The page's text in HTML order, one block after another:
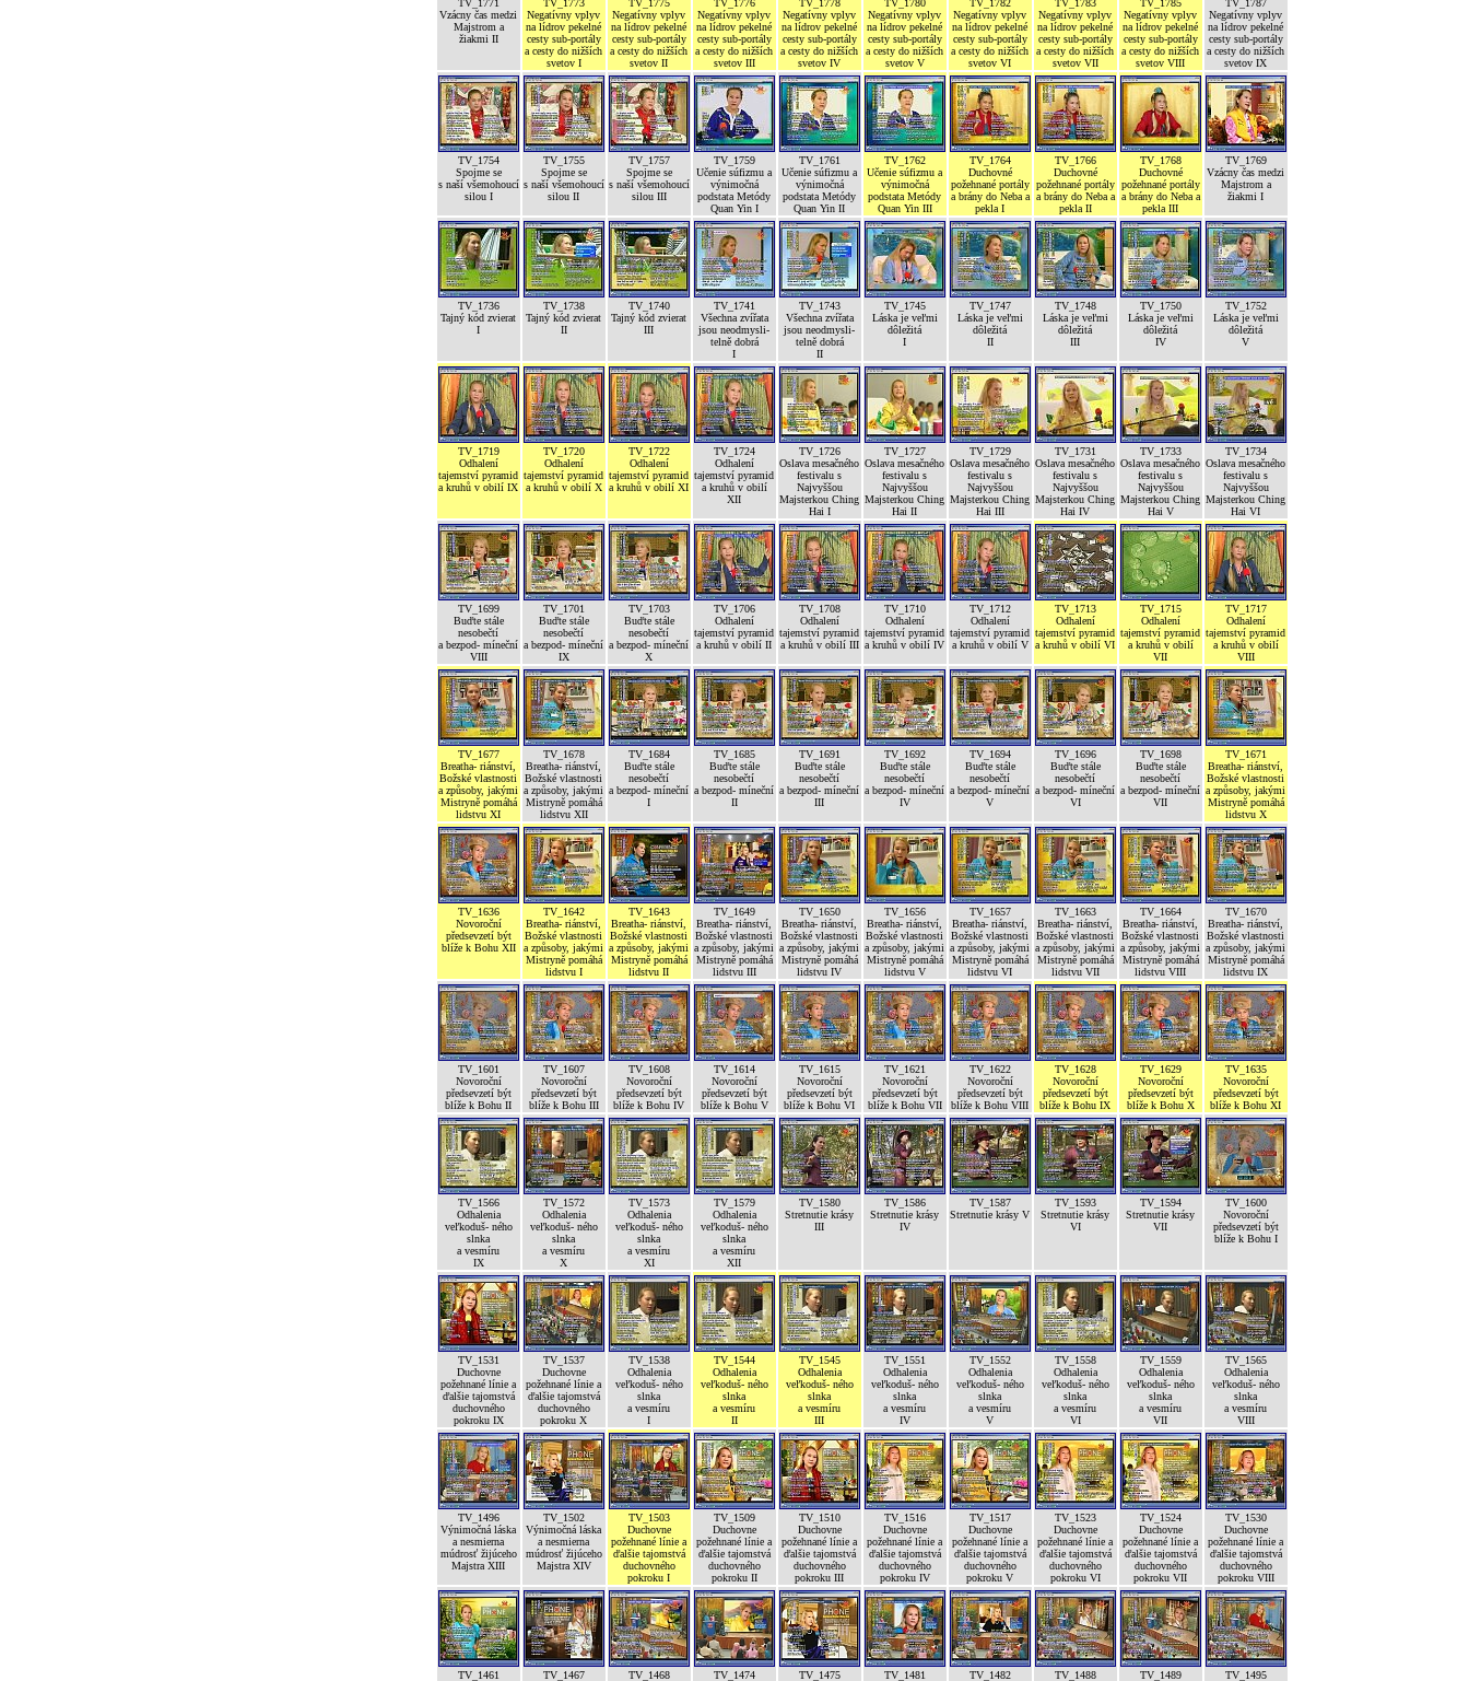
TV_1771
Vzácny čas medzi
Majstrom a
žiakmi II
TV_1773
Negatívny vplyv
na lídrov pekelné
cesty sub-portály
a cesty do nižších
svetov I
TV_1775
Negatívny vplyv
na lídrov pekelné
cesty sub-portály
a cesty do nižších
svetov II
TV_1776
Negatívny vplyv
na lídrov pekelné
cesty sub-portály
a cesty do nižších
svetov III
TV_1778
Negatívny vplyv
na lídrov pekelné
cesty sub-portály
a cesty do nižších
svetov IV
TV_1780
Negatívny vplyv
na lídrov pekelné
cesty sub-portály
a cesty do nižších
svetov V
TV_1782
Negatívny vplyv
na lídrov pekelné
cesty sub-portály
a cesty do nižších
svetov VI
TV_1783
Negatívny vplyv
na lídrov pekelné
cesty sub-portály
a cesty do nižších
svetov VII
TV_1785
Negatívny vplyv
na lídrov pekelné
cesty sub-portály
a cesty do nižších
svetov VIII
TV_1787
Negatívny vplyv
na lídrov pekelné
cesty sub-portály
a cesty do nižších
svetov IX
TV_1754
Spojme se
s naší všemohoucí
silou I
TV_1755
Spojme se
s naší všemohoucí
silou II
TV_1757
Spojme se
s naší všemohoucí
silou III
TV_1759
Učenie súfizmu a
výnimočná
podstata Metódy
Quan Yin I
TV_1761
Učenie súfizmu a
výnimočná
podstata Metódy
Quan Yin II
TV_1762
Učenie súfizmu a
výnimočná
podstata Metódy
Quan Yin III
TV_1764
Duchovné
požehnané portály
a brány do Neba a
pekla I
TV_1766
Duchovné
požehnané portály
a brány do Neba a
pekla II
TV_1768
Duchovné
požehnané portály
a brány do Neba a
pekla III
TV_1769
Vzácny čas medzi
Majstrom a
žiakmi I
TV_1736
Tajný kód zvierat
I
TV_1738
Tajný kód zvierat
II
TV_1740
Tajný kód zvierat
III
TV_1741
Všechna zvířata
jsou neodmysli-
telně dobrá
I
TV_1743
Všechna zvířata
jsou neodmysli-
telně dobrá
II
TV_1745
Láska je veľmi
dôležitá
I
TV_1747
Láska je veľmi
dôležitá
II
TV_1748
Láska je veľmi
dôležitá
III
TV_1750
Láska je veľmi
dôležitá
IV
TV_1752
Láska je veľmi
dôležitá
V
TV_1719
Odhalení
tajemství pyramid
a kruhů v obilí IX
TV_1720
Odhalení
tajemství pyramid
a kruhů v obilí X
TV_1722
Odhalení
tajemství pyramid
a kruhů v obilí XI
TV_1724
Odhalení
tajemství pyramid
a kruhů v obilí
XII
TV_1726
Oslava mesačného
festivalu s
Najvyššou
Majsterkou Ching
Hai I
TV_1727
Oslava mesačného
festivalu s
Najvyššou
Majsterkou Ching
Hai II
TV_1729
Oslava mesačného
festivalu s
Najvyššou
Majsterkou Ching
Hai III
TV_1731
Oslava mesačného
festivalu s
Najvyššou
Majsterkou Ching
Hai IV
TV_1733
Oslava mesačného
festivalu s
Najvyššou
Majsterkou Ching
Hai V
TV_1734
Oslava mesačného
festivalu s
Najvyššou
Majsterkou Ching
Hai VI
TV_1699
Buďte stále
nesobečtí
a bezpod- míneční
VIII
TV_1701
Buďte stále
nesobečtí
a bezpod- míneční
IX
TV_1703
Buďte stále
nesobečtí
a bezpod- míneční
X
TV_1706
Odhalení
tajemství pyramid
a kruhů v obilí II
TV_1708
Odhalení
tajemství pyramid
a kruhů v obilí III
TV_1710
Odhalení
tajemství pyramid
a kruhů v obilí IV
TV_1712
Odhalení
tajemství pyramid
a kruhů v obilí V
TV_1713
Odhalení
tajemství pyramid
a kruhů v obilí VI
TV_1715
Odhalení
tajemství pyramid
a kruhů v obilí
VII
TV_1717
Odhalení
tajemství pyramid
a kruhů v obilí
VIII
TV_1677
Breatha- riánství,
Božské vlastnosti
a způsoby, jakými
Mistryně pomáhá
lidstvu XI
TV_1678
Breatha- riánství,
Božské vlastnosti
a způsoby, jakými
Mistryně pomáhá
lidstvu XII
TV_1684
Buďte stále
nesobečtí
a bezpod- míneční
I
TV_1685
Buďte stále
nesobečtí
a bezpod- míneční
II
TV_1691
Buďte stále
nesobečtí
a bezpod- míneční
III
TV_1692
Buďte stále
nesobečtí
a bezpod- míneční
IV
TV_1694
Buďte stále
nesobečtí
a bezpod- míneční
V
TV_1696
Buďte stále
nesobečtí
a bezpod- míneční
VI
TV_1698
Buďte stále
nesobečtí
a bezpod- míneční
VII
TV_1671
Breatha- riánství,
Božské vlastnosti
a způsoby, jakými
Mistryně pomáhá
lidstvu X
TV_1636
Novoroční
předsevzetí být
blíže k Bohu XII
TV_1642
Breatha- riánství,
Božské vlastnosti
a způsoby, jakými
Mistryně pomáhá
lidstvu I
TV_1643
Breatha- riánství,
Božské vlastnosti
a způsoby, jakými
Mistryně pomáhá
lidstvu II
TV_1649
Breatha- riánství,
Božské vlastnosti
a způsoby, jakými
Mistryně pomáhá
lidstvu III
TV_1650
Breatha- riánství,
Božské vlastnosti
a způsoby, jakými
Mistryně pomáhá
lidstvu IV
TV_1656
Breatha- riánství,
Božské vlastnosti
a způsoby, jakými
Mistryně pomáhá
lidstvu V
TV_1657
Breatha- riánství,
Božské vlastnosti
a způsoby, jakými
Mistryně pomáhá
lidstvu VI
TV_1663
Breatha- riánství,
Božské vlastnosti
a způsoby, jakými
Mistryně pomáhá
lidstvu VII
TV_1664
Breatha- riánství,
Božské vlastnosti
a způsoby, jakými
Mistryně pomáhá
lidstvu VIII
TV_1670
Breatha- riánství,
Božské vlastnosti
a způsoby, jakými
Mistryně pomáhá
lidstvu IX
TV_1601
Novoroční
předsevzetí být
blíže k Bohu II
TV_1607
Novoroční
předsevzetí být
blíže k Bohu III
TV_1608
Novoroční
předsevzetí být
blíže k Bohu IV
TV_1614
Novoroční
předsevzetí být
blíže k Bohu V
TV_1615
Novoroční
předsevzetí být
blíže k Bohu VI
TV_1621
Novoroční
předsevzetí být
blíže k Bohu VII
TV_1622
Novoroční
předsevzetí být
blíže k Bohu VIII
TV_1628
Novoroční
předsevzetí být
blíže k Bohu IX
TV_1629
Novoroční
předsevzetí být
blíže k Bohu X
TV_1635
Novoroční
předsevzetí být
blíže k Bohu XI
TV_1566
Odhalenia
veľkoduš- ného
slnka
a vesmíru
IX
TV_1572
Odhalenia
veľkoduš- ného
slnka
a vesmíru
X
TV_1573
Odhalenia
veľkoduš- ného
slnka
a vesmíru
XI
TV_1579
Odhalenia
veľkoduš- ného
slnka
a vesmíru
XII
TV_1580
Stretnutie krásy
III
TV_1586
Stretnutie krásy
IV
TV_1587
Stretnutie krásy V
TV_1593
Stretnutie krásy
VI
TV_1594
Stretnutie krásy
VII
TV_1600
Novoroční
předsevzetí být
blíže k Bohu I
TV_1531
Duchovne
požehnané línie a
ďalšie tajomstvá
duchovného
pokroku IX
TV_1537
Duchovne
požehnané línie a
ďalšie tajomstvá
duchovného
pokroku X
TV_1538
Odhalenia
veľkoduš- ného
slnka
a vesmíru
I
TV_1544
Odhalenia
veľkoduš- ného
slnka
a vesmíru
II
TV_1545
Odhalenia
veľkoduš- ného
slnka
a vesmíru
III
TV_1551
Odhalenia
veľkoduš- ného
slnka
a vesmíru
IV
TV_1552
Odhalenia
veľkoduš- ného
slnka
a vesmíru
V
TV_1558
Odhalenia
veľkoduš- ného
slnka
a vesmíru
VI
TV_1559
Odhalenia
veľkoduš- ného
slnka
a vesmíru
VII
TV_1565
Odhalenia
veľkoduš- ného
slnka
a vesmíru
VIII
TV_1496
Výnimočná láska
a nesmierna
múdrosť žijúceho
Majstra XIII
TV_1502
Výnimočná láska
a nesmierna
múdrosť žijúceho
Majstra XIV
TV_1503
Duchovne
požehnané línie a
ďalšie tajomstvá
duchovného
pokroku I
TV_1509
Duchovne
požehnané línie a
ďalšie tajomstvá
duchovného
pokroku II
TV_1510
Duchovne
požehnané línie a
ďalšie tajomstvá
duchovného
pokroku III
TV_1516
Duchovne
požehnané línie a
ďalšie tajomstvá
duchovného
pokroku IV
TV_1517
Duchovne
požehnané línie a
ďalšie tajomstvá
duchovného
pokroku V
TV_1523
Duchovne
požehnané línie a
ďalšie tajomstvá
duchovného
pokroku VI
TV_1524
Duchovne
požehnané línie a
ďalšie tajomstvá
duchovného
pokroku VII
TV_1530
Duchovne
požehnané línie a
ďalšie tajomstvá
duchovného
pokroku VIII
TV_1461 TV_1467 TV_1468 TV_1474 TV_1475 TV_1481 TV_1482 TV_1488 TV_1489 TV_1495